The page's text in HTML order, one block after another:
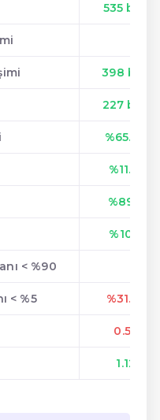
535 bps
398 bps
227 bps
%65.84
%11.71
%89.8
%10.8
< %90
< %5 %31.58
0.53
1.12